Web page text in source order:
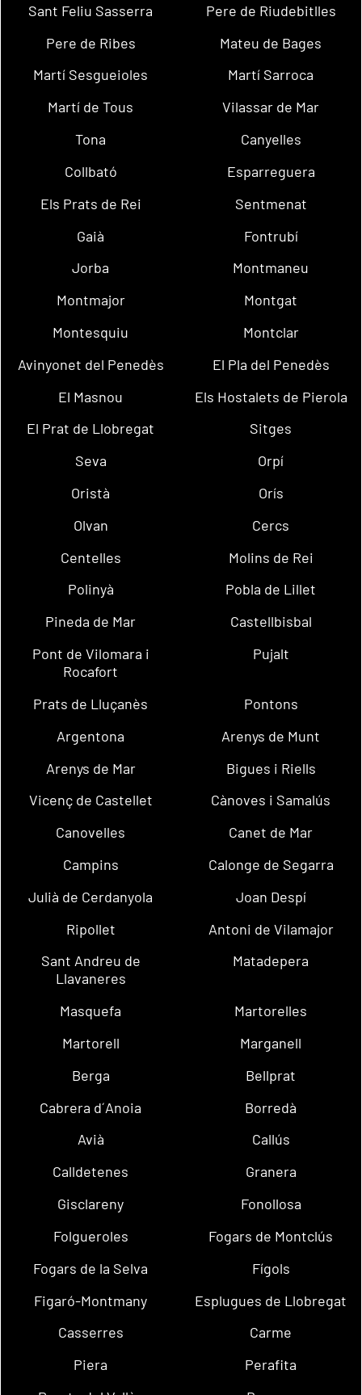
Sant Feliu Sasserra
Pere de Riudebitlles
Pere de Ribes
Mateu de Bages
Martí Sesgueioles
Martí Sarroca
Martí de Tous
Vilassar de Mar
Tona
Canyelles
Collbató
Esparreguera
Els Prats de Rei
Sentmenat
Gaià
Fontrubí
Jorba
Montmaneu
Montmajor
Montgat
Montesquiu
Montclar
Avinyonet del Penedès
El Pla del Penedès
El Masnou
Els Hostalets de Pierola
El Prat de Llobregat
Sitges
Seva
Orpí
Oristà
Orís
Olvan
Cercs
Centelles
Molins de Rei
Polinyà
Pobla de Lillet
Pineda de Mar
Castellbisbal
Pont de Vilomara i
Rocafort
Pujalt
Prats de Lluçanès
Pontons
Argentona
Arenys de Munt
Arenys de Mar
Bigues i Riells
Vicenç de Castellet
Cànoves i Samalús
Canovelles
Canet de Mar
Campins
Calonge de Segarra
Julià de Cerdanyola
Joan Despí
Ripollet
Antoni de Vilamajor
Sant Andreu de
Llavaneres
Matadepera
Masquefa
Martorelles
Martorell
Marganell
Berga
Bellprat
Cabrera d´Anoia
Borredà
Avià
Callús
Calldetenes
Granera
Gisclareny
Fonollosa
Folgueroles
Fogars de Montclús
Fogars de la Selva
Fígols
Figaró-Montmany
Esplugues de Llobregat
Casserres
Carme
Piera
Perafita